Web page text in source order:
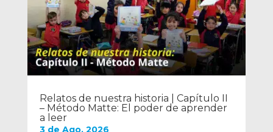
Relatos de nuestra historia | Capítulo II
– Método Matte: El poder de aprender
a leer
3 de Ago, 2026